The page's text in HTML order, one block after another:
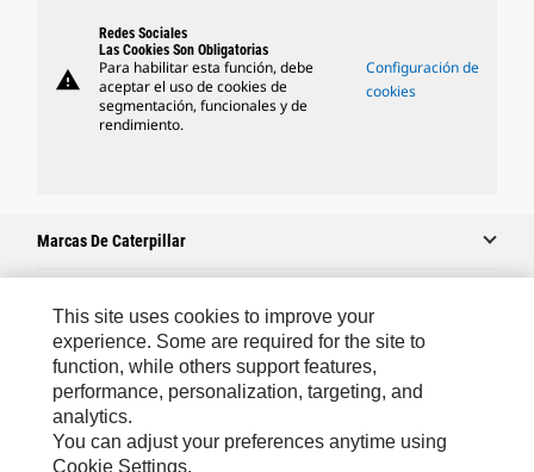
warning
Redes Sociales
Las Cookies Son Obligatorias
Para habilitar esta función, debe
aceptar el uso de cookies de
segmentación, funcionales y de
rendimiento.
Configuración de
cookies
Marcas De Caterpillar
Caterpillar.com
Comuníquese Con Caterpillar
Mis Preferencias De Marketing
Mapa Del Sitio
This site uses cookies to improve your
experience. Some are required for the site to
function, while others support features,
performance, personalization, targeting, and
analytics.
You can adjust your preferences anytime using
Cookie Settings.